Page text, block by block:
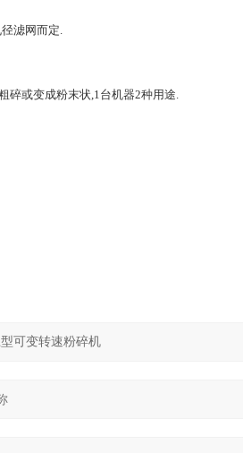
滤网而定.
碎或变成粉末状,1台机器2种用途.